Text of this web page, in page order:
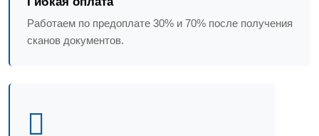
Работаем по предоплате 30% и 70% после получения
сканов документов.